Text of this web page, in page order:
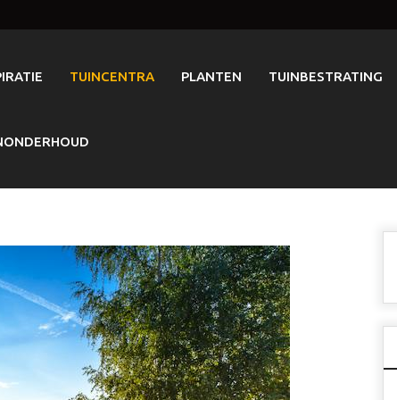
TUINCENTRA PLANTEN TUINBESTRATING